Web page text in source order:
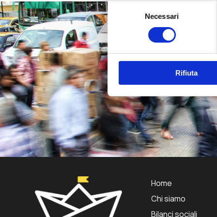
Selezione
del
Necessari
Rifiuta
Home
Chi siamo
Bilanci sociali